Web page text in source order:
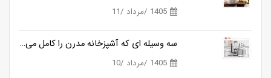
1405 /مرداد /11
سه وسیله ای که آشپزخانه مدرن را کامل می کنند
1405 /مرداد /10